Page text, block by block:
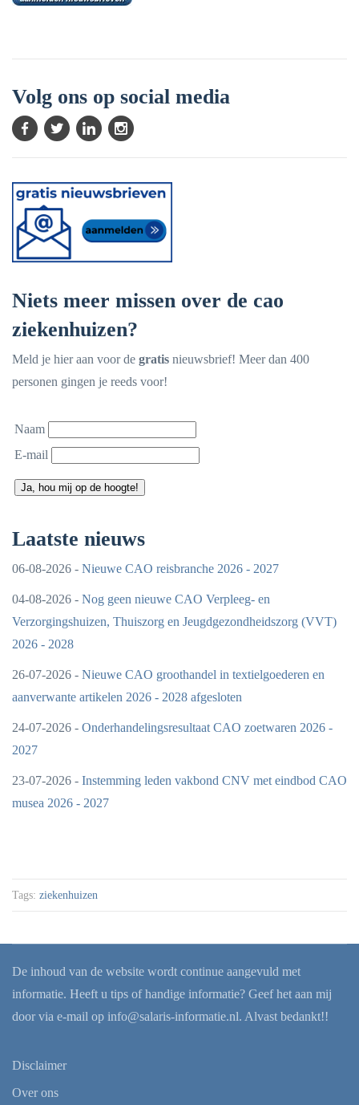
Volg ons op social media
Niets meer missen over de cao
ziekenhuizen?
Meld je hier aan voor de gratis nieuwsbrief! Meer dan 400
personen gingen je reeds voor!
Naam
E-mail
Ja, hou mij op de hoogte!
Laatste nieuws
06-08-2026 - Nieuwe CAO reisbranche 2026 - 2027
04-08-2026 - Nog geen nieuwe CAO Verpleeg- en
Verzorgingshuizen, Thuiszorg en Jeugdgezondheidszorg (VVT)
2026 - 2028
26-07-2026 - Nieuwe CAO groothandel in textielgoederen en
aanverwante artikelen 2026 - 2028 afgesloten
24-07-2026 - Onderhandelingsresultaat CAO zoetwaren 2026 -
2027
23-07-2026 - Instemming leden vakbond CNV met eindbod CAO
musea 2026 - 2027
Tags: ziekenhuizen
De inhoud van de website wordt continue aangevuld met
informatie. Heeft u tips of handige informatie? Geef het aan mij
door via e-mail op info@salaris-informatie.nl. Alvast bedankt!!
Disclaimer
Over ons